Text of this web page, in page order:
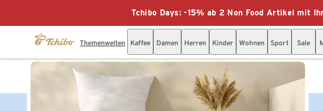
Tchibo Days: -15% ab 2 Non Food Artikel mit
Themenwelten Kaffee Damen Herren Kinder Wohnen Sport Sale